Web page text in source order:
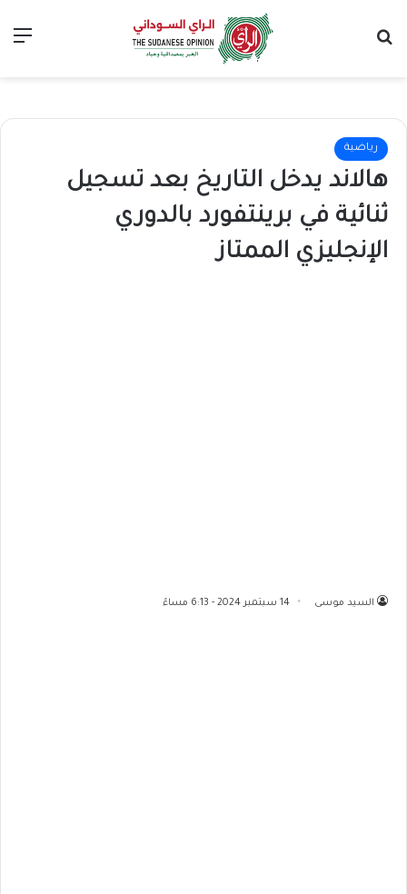
رياضية
هالاند يدخل التاريخ بعد تسجيل
ثنائية في برينتفورد بالدوري
الإنجليزي الممتاز
السيد موسى 14 سبتمبر 2024 - 6:13 مساءً